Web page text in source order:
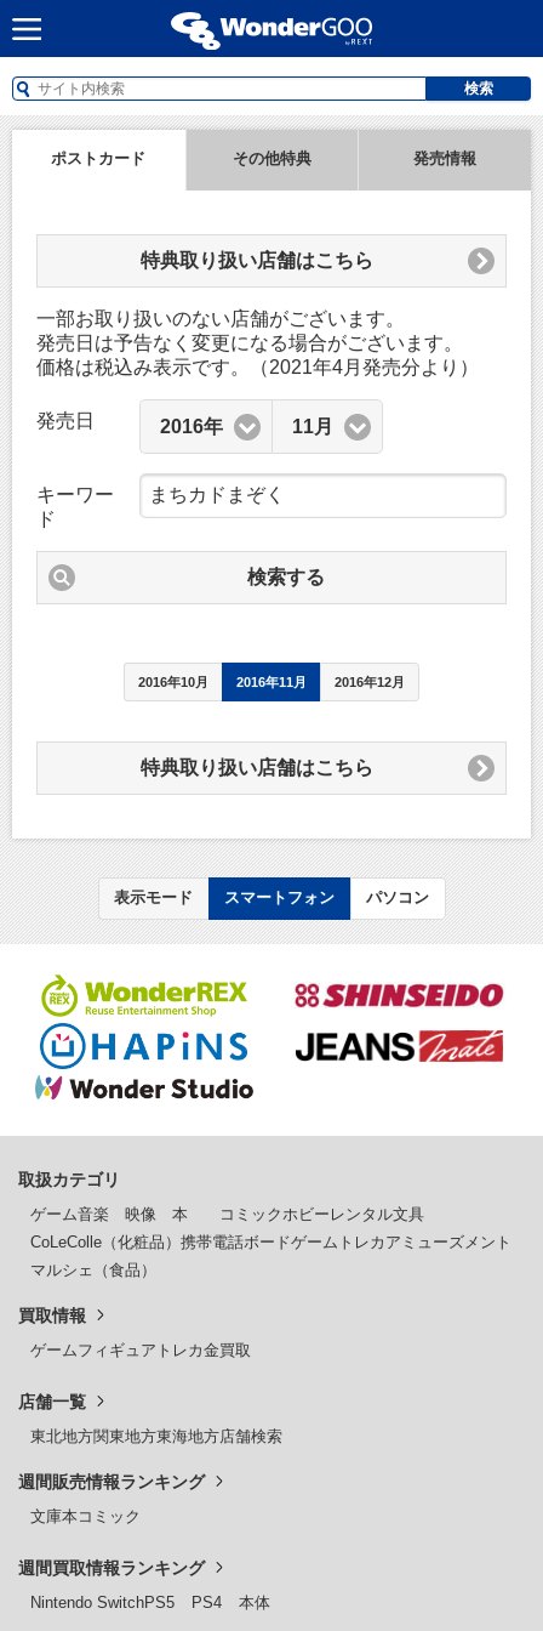
検索
ポストカード その他特典 発売情報
特典取り扱い店舗はこちら
一部お取り扱いのない店舗がございます。
発売日は予告なく変更になる場合がございます。
価格は税込み表示です。（2021年4月発売分より）
発売日 2016年 11月
キーワー
ド
検索する
2016年10月 2016年11月 2016年12月
特典取り扱い店舗はこちら
表示モード スマートフォン パソコン
取扱カテゴリ
ゲーム音楽 映像 本 コミック ホビー レンタル文具
CoLeColle（化粧品） 携帯電話ボードゲーム トレカ アミューズメント
マルシェ（食品）
買取情報
ゲームフィギュア トレカ金買取
店舗一覧
東北地方関東地方東海地方店舗検索
週間販売情報ランキング
文庫本コミック
週間買取情報ランキング
Nintendo SwitchPS5 PS4 本体